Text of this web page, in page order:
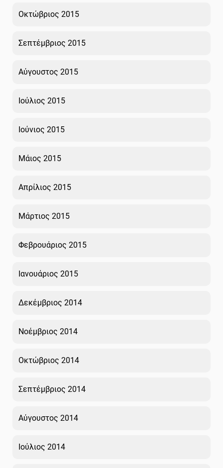
Οκτώβριος 2015
Σεπτέμβριος 2015
Αύγουστος 2015
Ιούλιος 2015
Ιούνιος 2015
Μάιος 2015
Απρίλιος 2015
Μάρτιος 2015
Φεβρουάριος 2015
Ιανουάριος 2015
Δεκέμβριος 2014
Νοέμβριος 2014
Οκτώβριος 2014
Σεπτέμβριος 2014
Αύγουστος 2014
Ιούλιος 2014